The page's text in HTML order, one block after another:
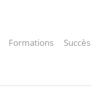
Formations Succès